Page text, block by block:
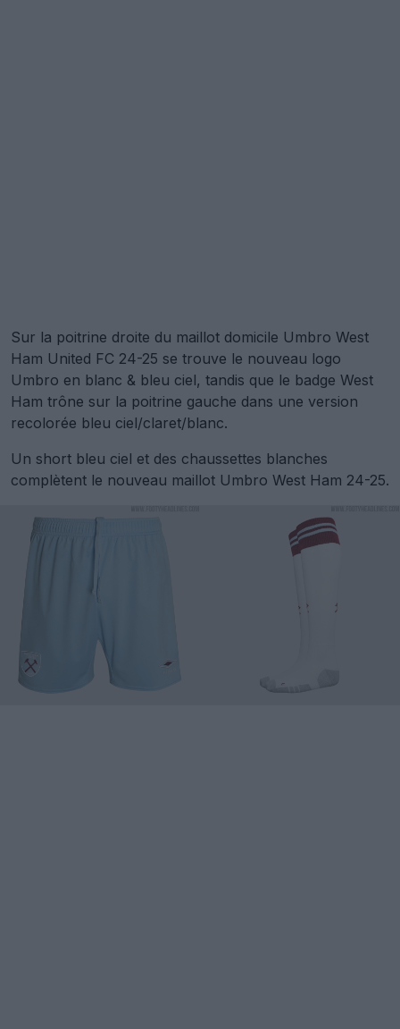
Sur la poitrine droite du maillot domicile Umbro West
Ham United FC 24-25 se trouve le nouveau logo
Umbro en blanc & bleu ciel, tandis que le badge West
Ham trône sur la poitrine gauche dans une version
recolorée bleu ciel/claret/blanc.
Un short bleu ciel et des chaussettes blanches
complètent le nouveau maillot Umbro West Ham 24-25.